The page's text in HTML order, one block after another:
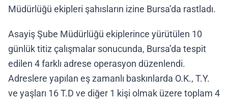
Müdürlüğü ekipleri şahısların izine Bursa’da rastladı.
Asayiş Şube Müdürlüğü ekiplerince yürütülen 10
günlük titiz çalışmalar sonucunda, Bursa’da tespit
edilen 4 farklı adrese operasyon düzenlendi.
Adreslere yapılan eş zamanlı baskınlarda O.K., T.Y.
ve yaşları 16 T.D ve diğer 1 kişi olmak üzere toplam 4